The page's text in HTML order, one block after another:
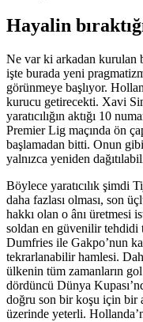
Hayalin
Ne var ki arkadan kurulan
işte burada yeni
görünmeye başlıyor.
kurucu getirecekti. Xavi
yaratıcılığın aktığı 10
Premier Lig maçında ön
başlamadan bitti. Onun
yalnızca yeniden
Böylece yaratıcılık şimdi
daha fazlası olması, son
hakkı olan o ânı üretmesi
soldan en güvenilir tehdidi
Dumfries ile Gakpo’nun
tekrarlanabilir hamlesi.
ülkenin tüm zamanların
dördüncü Dünya
doğru son bir koşu için bir
üzerinde yeterli.